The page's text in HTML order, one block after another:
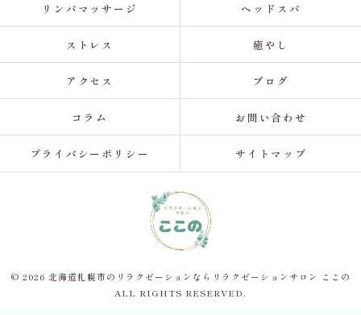
リンパマッサージ ヘッドスパ
ストレス 癒やし
アクセス ブログ
コラム お問い合わせ
プライバシーポリシー サイトマップ
© 2026 北海道札幌市のリラクゼーションならリラクゼーションサロン ここの
ALL RIGHTS RESERVED.